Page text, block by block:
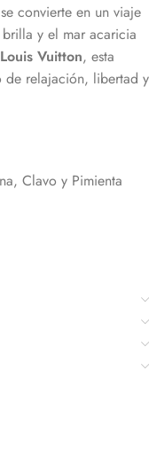
convierte en un viaje
y el mar acaricia
Louis Vuitton, esta
de relajación, libertad y
Clavo y Pimienta